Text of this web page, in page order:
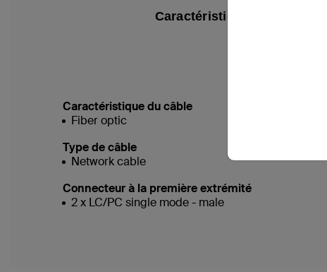
Caractéristiques techniques
Caractéristique du câble
Fiber optic
Type de câble
Network cable
Connecteur à la première extrémité
2 x LC/PC single mode - male